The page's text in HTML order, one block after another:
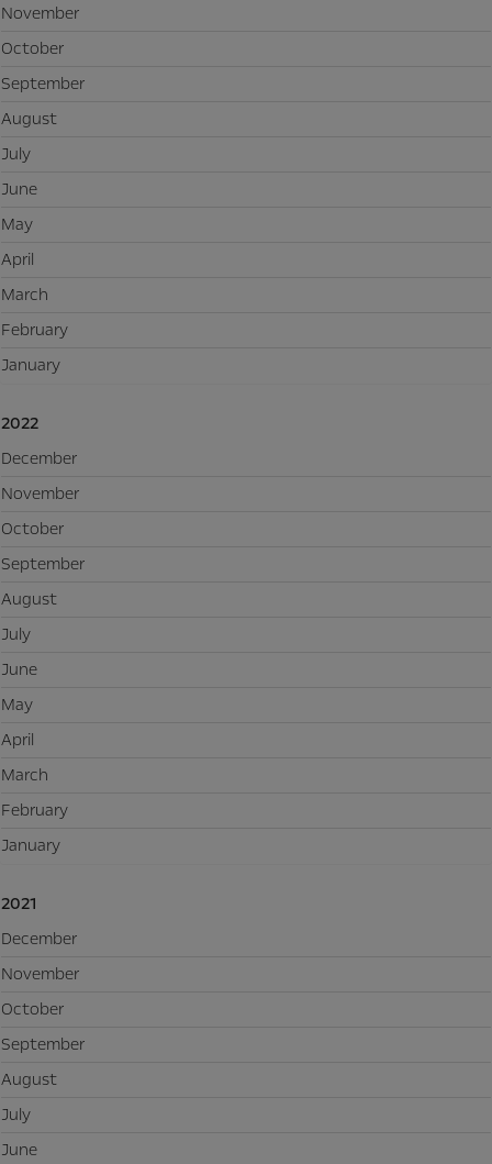
November
October
September
August
July
June
May
April
March
February
January
2022
December
November
October
September
August
July
June
May
April
March
February
January
2021
December
November
October
September
August
July
June